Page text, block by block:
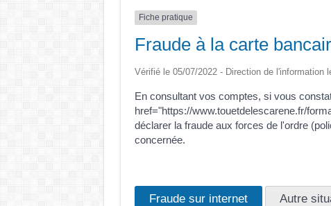
Fiche pratique
Fraude à la carte
Vérifié le 05/07/2022 - Direction de l'information
En consultant vos comptes, si vous
href="https://www.touetdelescarene.fr/
déclarer la fraude aux forces de l'ordre
concernée.
Fraude sur internet Autre